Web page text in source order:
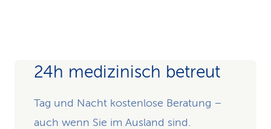
24h medizinisch betreut
Tag und Nacht kostenlose Beratung –
auch wenn Sie im Ausland sind.